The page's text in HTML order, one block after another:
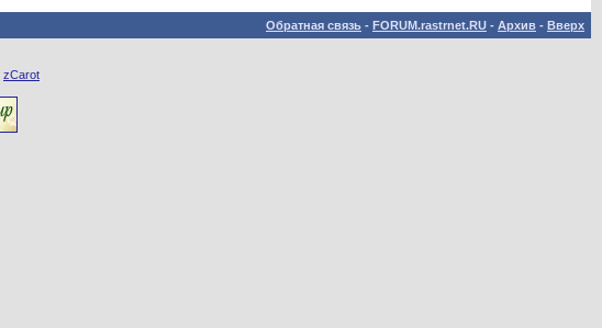
Обратная связь - FORUM.rastrnet.RU - Архив - Вверх
zCarot